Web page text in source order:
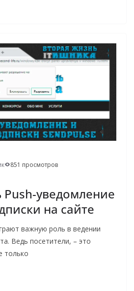
851 просмотров
Push-уведомление
на сайте
важную роль в ведении
Ведь посетители, – это
только